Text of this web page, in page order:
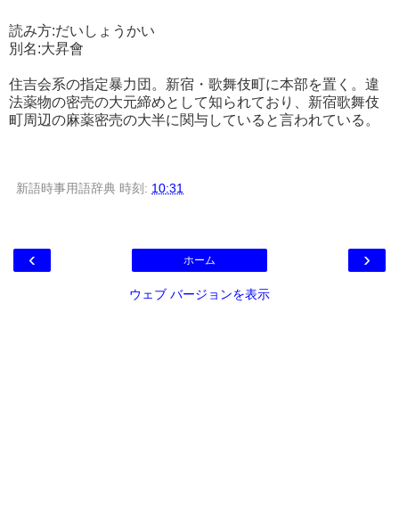
読み方:だいしょうかい
別名:大昇會
住吉会系の指定暴力団。新宿・歌舞伎町に本部を置く。違
法薬物の密売の大元締めとして知られており、新宿歌舞伎
町周辺の麻薬密売の大半に関与していると言われている。
新語時事用語辞典 時刻: 10:31
‹ ›
ホーム
ウェブ バージョンを表示